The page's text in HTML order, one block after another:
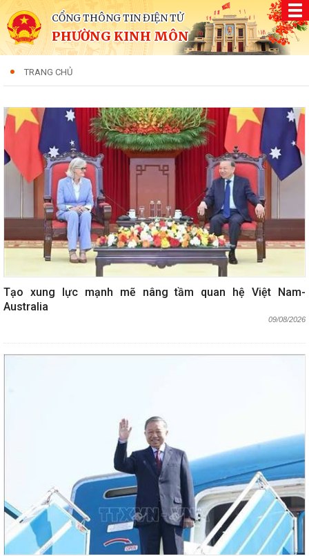
CỔNG THÔNG TIN ĐIỆN TỬ
PHƯỜNG KINH MÔN
TRANG CHỦ
Tạo xung lực mạnh mẽ nâng tầm quan hệ Việt Nam-
Australia
09/08/2026